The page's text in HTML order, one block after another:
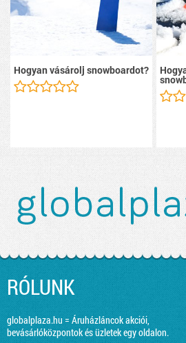
Hogyan vásárolj snowboardot?
RÓLUNK
globalplaza.hu = Áruházláncok akciói,
bevásárlóközpontok és üzletek egy oldalon.